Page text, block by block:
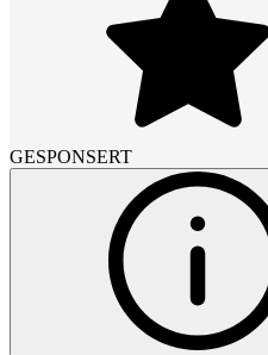
GESPONSERT